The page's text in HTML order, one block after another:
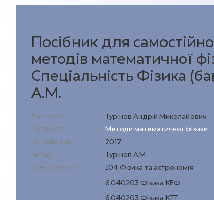
Посібник для
методів математичної
Спеціальність Фізика
А.М.
Викладач: Турінов Андрій Миколайович
Предмет: Методи математичної фізики
Рік видання: 2017
Автор: Турінов А.М.
Спеціалізація:
104 Фізика та астрономія
6.040203 Фізика КЕФ
6.040203 Фізика КТТ